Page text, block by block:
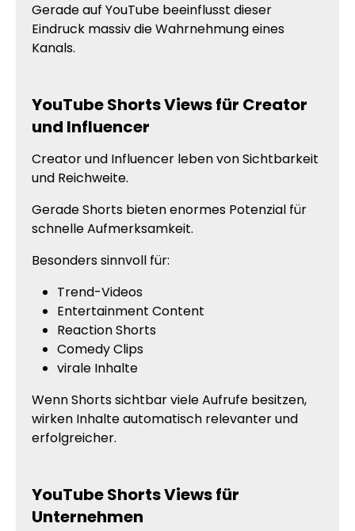
Gerade auf YouTube beeinflusst dieser
Eindruck massiv die Wahrnehmung eines
Kanals.
YouTube Shorts Views für Creator
und Influencer
Creator und Influencer leben von Sichtbarkeit
und Reichweite.
Gerade Shorts bieten enormes Potenzial für
schnelle Aufmerksamkeit.
Besonders sinnvoll für:
Trend-Videos
Entertainment Content
Reaction Shorts
Comedy Clips
virale Inhalte
Wenn Shorts sichtbar viele Aufrufe besitzen,
wirken Inhalte automatisch relevanter und
erfolgreicher.
YouTube Shorts Views für
Unternehmen